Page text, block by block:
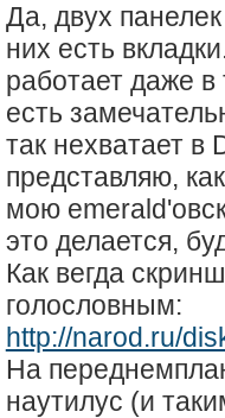
Да, двух
них есть
работает даже
есть
так нехватает в
представляю,
мою
это делается,
Как вегда
голословным:
http://narod.ru/
На
наутилус (и